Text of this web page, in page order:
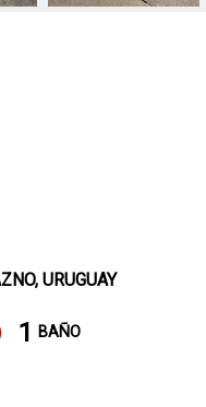
URUGUAY
1 BAÑO